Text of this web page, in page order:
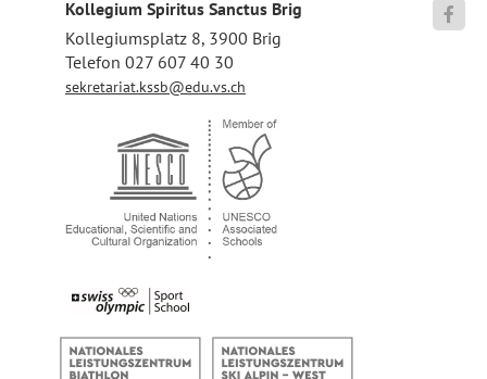
Kollegium Spiritus Sanctus Brig
Kollegiumsplatz 8, 3900 Brig
Telefon 027 607 40 30
sekretariat.kssb@edu.vs.ch
